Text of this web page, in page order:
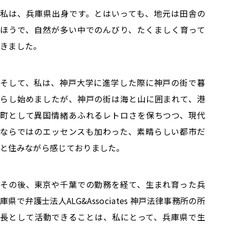
私は、兵庫県出身です。とはいっても、地元は田舎の
ほうで、自然が多い中でのんびり、たくましく育って
きました。
そして、私は、神戸大学に進学した際に神戸の街で暮
らし始めましたが、神戸の街は海と山に囲まれて、港
町として異国情緒あふれるレトロさを保ちつつ、現代
ならではのエッセンスも加わった、素晴らしい都市だ
と住みながら感じておりました。
その後、東京や千葉での勤務を経て、生まれ育った兵
庫県で弁護士法人ALG&Associates 神戸法律事務所の所
長として活動できることは、私にとって、兵庫県で生